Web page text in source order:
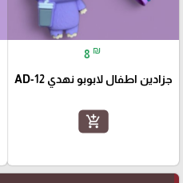
8 ₪
جزادين اطفال لابوبو نهدي AD-12
add_shopping_cart